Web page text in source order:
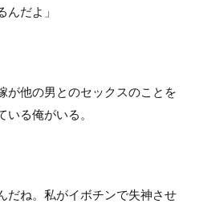
だよ」
が他の男とのセックスのことを
る俺がいる。
だね。私がイボチンで失神させ